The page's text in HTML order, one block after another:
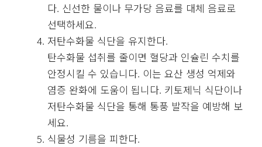
다. 신선한 물이나 무가당 음료를 대체 음료로
선택하세요.
저탄수화물 식단을 유지한다.
탄수화물 섭취를 줄이면 혈당과 인슐린 수치를
안정시킬 수 있습니다. 이는 요산 생성 억제와
염증 완화에 도움이 됩니다. 키토제닉 식단이나
저탄수화물 식단을 통해 통풍 발작을 예방해 보
세요.
식물성 기름을 피한다.